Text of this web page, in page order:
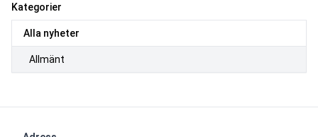
Kategorier
Alla nyheter
Allmänt